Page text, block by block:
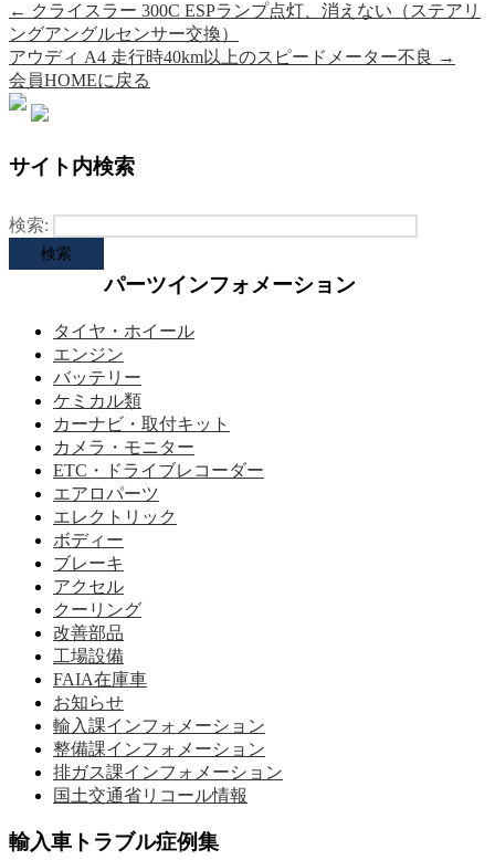
← クライスラー 300C ESPランプ点灯、消えない（ステアリ
ングアングルセンサー交換）
アウディ A4 走行時40km以上のスピードメーター不良 →
会員HOMEに戻る
サイト内検索
検索:
パーツインフォメーション
タイヤ・ホイール
エンジン
バッテリー
ケミカル類
カーナビ・取付キット
カメラ・モニター
ETC・ドライブレコーダー
エアロパーツ
エレクトリック
ボディー
ブレーキ
アクセル
クーリング
改善部品
工場設備
FAIA在庫車
お知らせ
輸入課インフォメーション
整備課インフォメーション
排ガス課インフォメーション
国土交通省リコール情報
輸入車トラブル症例集